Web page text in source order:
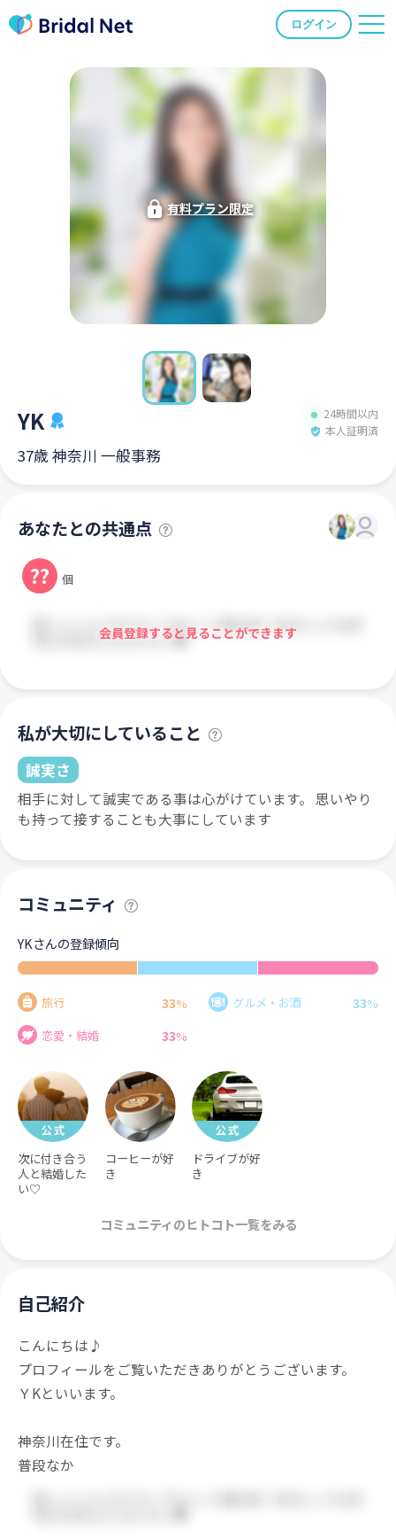
ログイン
有料プラン限定
YK
24時間以内
本人証明済
37歳 神奈川 一般事務
あなたとの共通点
?? 個
会員登録すると見ることができます
私が大切にしていること
誠実さ
相手に対して誠実である事は心がけています。 思いやり
も持って接することも大事にしています
コミュニティ
YKさんの登録傾向
旅行 33% グルメ・お酒 33%
恋愛・結婚
33%
次に付き合う
人と結婚した
い♡
コーヒーが好
き
ドライブが好
き
コミュニティのヒトコト一覧をみる
自己紹介
こんにちは♪
プロフィールをご覧いただきありがとうございます。
ＹKといいます。
神奈川在住です。
普段なか